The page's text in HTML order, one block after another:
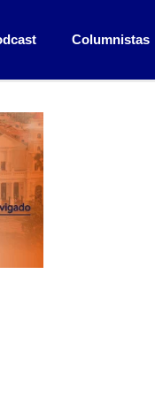
Columnistas